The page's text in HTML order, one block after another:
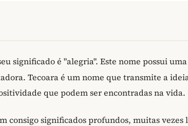
significado é "alegria". Este nome possui
Tecoara é um nome que transmite a
que podem ser encontradas na vida.
consigo significados profundos, muitas vezes